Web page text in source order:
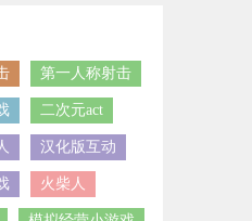
敌人来获取胜利，游戏内置菜
第一人称射击
二次元act
汉化版互动
火柴人